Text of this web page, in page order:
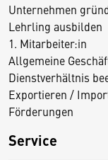
Unternehmen
Lehrling ausbilden
1. Mitarbeiter:in
Allgemeine
Dienstverhältnis
Exportieren /
Förderungen
Service